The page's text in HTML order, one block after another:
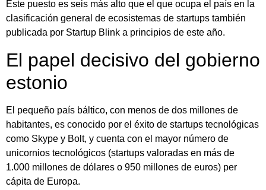
Este puesto es seis más alto que el que ocupa el país en la
clasificación general de ecosistemas de startups también
publicada por Startup Blink a principios de este año.
El papel decisivo del gobierno
estonio
El pequeño país báltico, con menos de dos millones de
habitantes, es conocido por el éxito de startups tecnológicas
como Skype y Bolt, y cuenta con el mayor número de
unicornios tecnológicos (startups valoradas en más de
1.000 millones de dólares o 950 millones de euros) per
cápita de Europa.